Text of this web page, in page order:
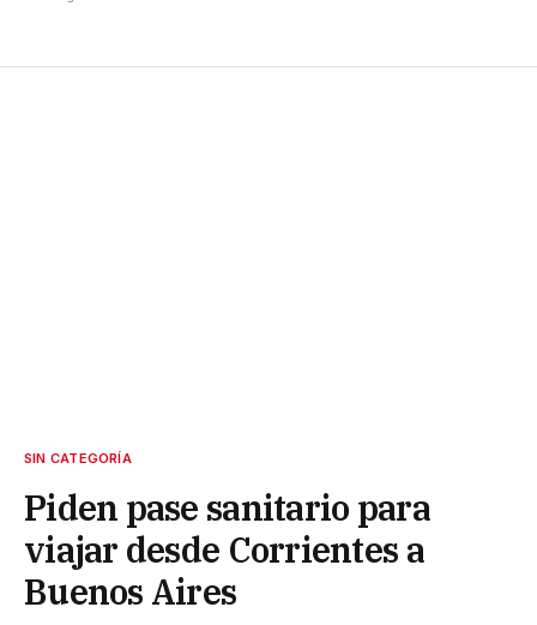
SIN CATEGORÍA
Piden pase sanitario para
viajar desde Corrientes a
Buenos Aires